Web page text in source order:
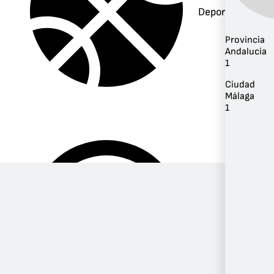
Deportes
Provincia
Andalucía
1
Ciudad
Málaga
1